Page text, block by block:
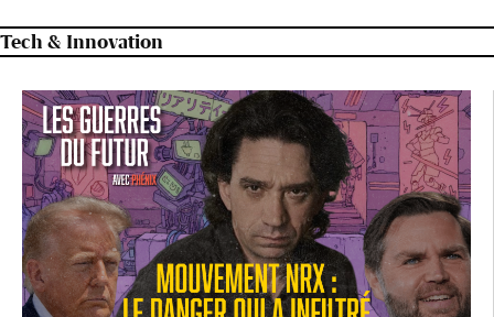
Tech & Innovation